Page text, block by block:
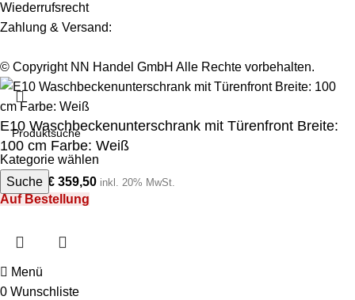
Wiederrufsrecht
Zahlung & Versand:
© Copyright NN Handel GmbH Alle Rechte vorbehalten.
Kategorie wählen
Suche
E10 Waschbeckenunterschrank mit Türenfront Breite:
100 cm Farbe: Weiß
719,00 € 359,50 inkl. 20% MwSt.
Auf Bestellung
Menü
0 Wunschliste